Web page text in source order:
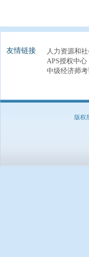
友情链接 人力资源和
APS授权中心
中级经济师考
版权